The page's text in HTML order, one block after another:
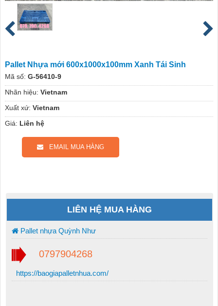
Pallet Nhựa mới 600x1000x100mm Xanh Tái Sinh
Mã số: G-56410-9
Nhãn hiệu: Vietnam
Xuất xứ: Vietnam
Giá: Liên hệ
EMAIL MUA HÀNG
LIÊN HỆ MUA HÀNG
Pallet nhựa Quỳnh Như
0797904268
https://baogiapalletnhua.com/